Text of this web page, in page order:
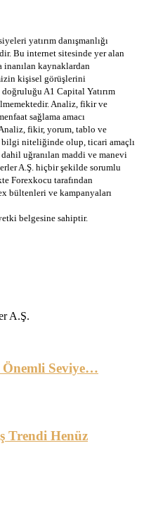
yatırım danışmanlığı
Bu internet sitesinde yer alan
kaynaklardan
kişisel görüşlerini
A1 Capital Yatırım
Analiz, fikir ve
sağlama amacı
fikir, yorum, tablo ve
bilgi niteliğinde olup, ticari amaçlı
uğranılan maddi ve manevi
A.Ş. hiçbir şekilde sorumlu
Forexkocu tarafından
bültenleri ve kampanyaları
belgesine sahiptir.
A.Ş.
Önemli Seviye…
Trendi Henüz